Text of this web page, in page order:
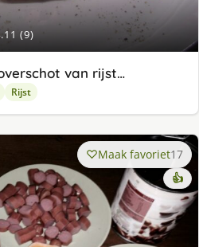
(9)
van rijst…
Rijst
Maak favoriet17
👍